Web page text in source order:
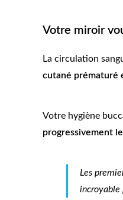
Votre miroir
La circulation
cutané prématuré
Votre hygiène
progressivement
Les
incroyable